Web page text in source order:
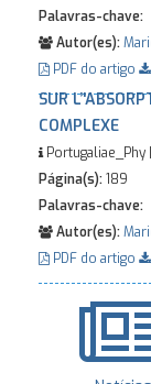
Palavras-chave:
Autor(es):
PDF do artigo
SUR
COMPLEXE
Portugaliae_Phy |
Página(s):189
Palavras-chave:
Autor(es):
PDF do artigo